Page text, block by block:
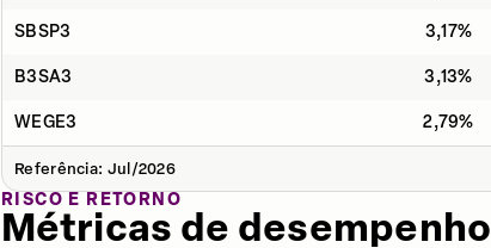
SBSP3 3,17%
B3SA3 3,13%
WEGE3 2,79%
Referência: Jul/2026
RISCO E RETORNO
Métricas de desempenho